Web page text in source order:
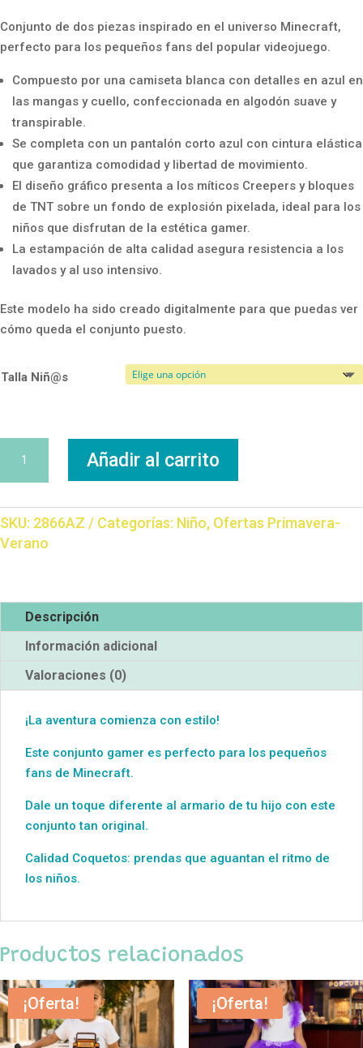
original
era:
18,00 €.
actual
es:
12,00 €.
Conjunto de dos piezas inspirado en el universo Minecraft,
perfecto para los pequeños fans del popular videojuego.
Compuesto por una camiseta blanca con detalles en azul en
las mangas y cuello, confeccionada en algodón suave y
transpirable.
Se completa con un pantalón corto azul con cintura elástica
que garantiza comodidad y libertad de movimiento.
El diseño gráfico presenta a los míticos Creepers y bloques
de TNT sobre un fondo de explosión pixelada, ideal para los
niños que disfrutan de la estética gamer.
La estampación de alta calidad asegura resistencia a los
lavados y al uso intensivo.
Este modelo ha sido creado digitalmente para que puedas ver
cómo queda el conjunto puesto.
Talla Niñ@s
Minecraft
cantidad
Añadir al carrito
SKU: 2866AZ Categorías: Niño, Ofertas Primavera-
Verano
Descripción
Información adicional
Valoraciones (0)
¡La aventura comienza con estilo!
Este conjunto gamer es perfecto para los pequeños
fans de Minecraft.
Dale un toque diferente al armario de tu hijo con este
conjunto tan original.
Calidad Coquetos: prendas que aguantan el ritmo de
los niños.
Productos relacionados
¡Oferta! ¡Oferta!